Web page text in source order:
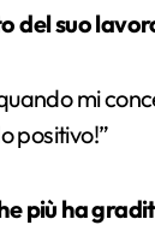
del suo
mi
positivo!”
più ha